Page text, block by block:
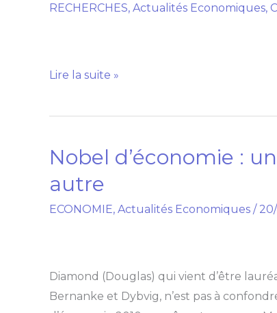
RECHERCHES, Actualités Economiques,
PASSAGE
MONNAIE
CEDEAO
Lire la suite »
Nobel d’économie :
autre
ECONOMIE, Actualités Economiques /
Diamond (Douglas) qui vient d’être
Bernanke et Dybvig, n’est pas à
Nobel
un
en
cacher